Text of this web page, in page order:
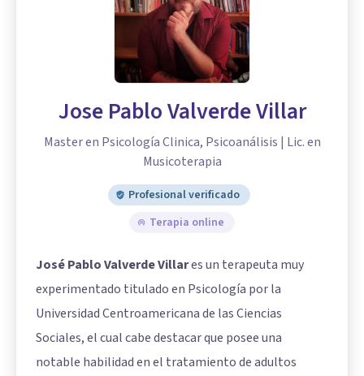
Jose Pablo Valverde Villar
Master en Psicología Clinica, Psicoanálisis | Lic. en
Musicoterapia
Profesional verificado
Terapia online
José Pablo Valverde Villares un terapeuta muy
experimentado titulado en Psicología por la
Universidad Centroamericana de las Ciencias
Sociales, el cual cabe destacar que posee una
notable habilidad en el tratamiento de adultos